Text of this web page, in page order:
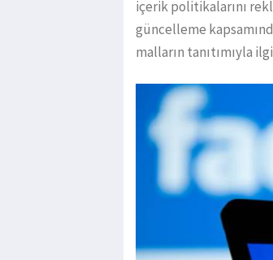
içerik politikalarını
güncelleme
malların tanıtımıyla